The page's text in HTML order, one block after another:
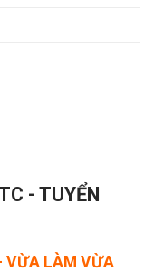
- TUYỂN
VỪA LÀM VỪA